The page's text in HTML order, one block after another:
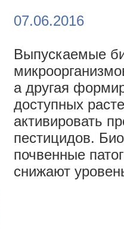
07.06.2016
Выпускаемые
а другая
доступных
активировать
пестицидов.
почвенные
снижают